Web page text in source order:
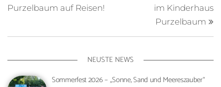
Purzelbaum auf Reisen!
im Kinderhaus
Purzelbaum
NEUSTE NEWS
Sommerfest 2026 – „Sonne, Sand und Meereszauber“